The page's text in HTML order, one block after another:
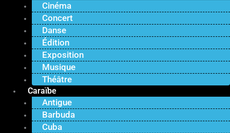
Cinéma
Concert
Danse
Édition
Exposition
Musique
Théâtre
Caraïbe
Antigue
Barbuda
Cuba